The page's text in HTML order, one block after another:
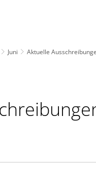
Juni Aktuelle